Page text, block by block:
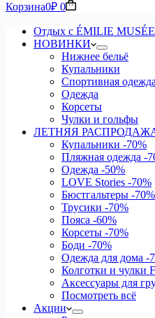
Корзина0₽ 0
Отдых с ÉMILIE MUSÉE
НОВИНКИ
Нижнее бельё
Купальники
Спортивная одежда
Одежда
Корсеты
Чулки и гольфы
ЛЕТНЯЯ
Купальники -70%
Пляжная одежда -
Одежда -50%
LOVE Stories -70%
Бюстгальтеры -70%
Трусики -70%
Пояса -60%
Корсеты -70%
Боди -70%
Одежда для дома -
Колготки и чулки
Аксессуары для
Посмотреть всё
Акции